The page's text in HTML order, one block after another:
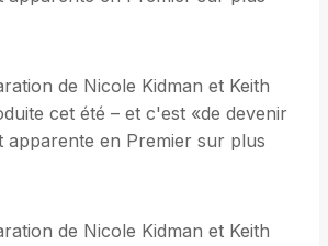
de Nicole Kidman et Keith
cet été – et c'est «de devenir
apparente en Premier sur plus
de Nicole Kidman et Keith